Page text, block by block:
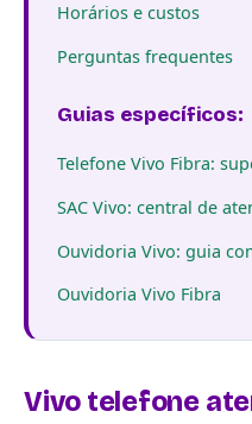
Horários e custos
Perguntas frequentes
Guias específicos:
Telefone Vivo Fibra:
SAC Vivo: central de
Ouvidoria Vivo: guia
Ouvidoria Vivo Fibra
Vivo telefone